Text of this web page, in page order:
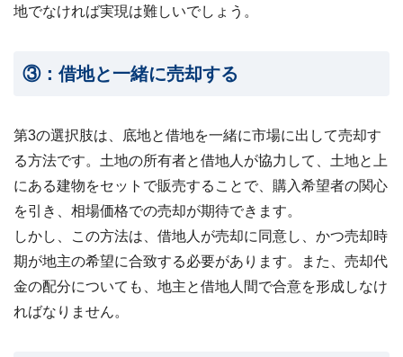
地でなければ実現は難しいでしょう。
③：借地と一緒に売却する
第3の選択肢は、底地と借地を一緒に市場に出して売却す
る方法です。土地の所有者と借地人が協力して、土地と上
にある建物をセットで販売することで、購入希望者の関心
を引き、相場価格での売却が期待できます。
しかし、この方法は、借地人が売却に同意し、かつ売却時
期が地主の希望に合致する必要があります。また、売却代
金の配分についても、地主と借地人間で合意を形成しなけ
ればなりません。